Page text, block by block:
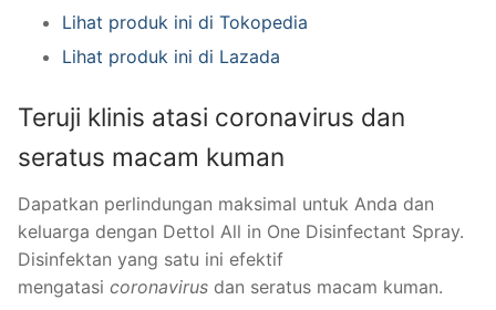
Lihat produk ini di Tokopedia
Lihat produk ini di Lazada
Teruji klinis atasi coronavirus dan
seratus macam kuman
Dapatkan perlindungan maksimal untuk Anda dan
keluarga dengan Dettol All in One Disinfectant Spray.
Disinfektan yang satu ini efektif
mengatasi coronavirus dan seratus macam kuman.